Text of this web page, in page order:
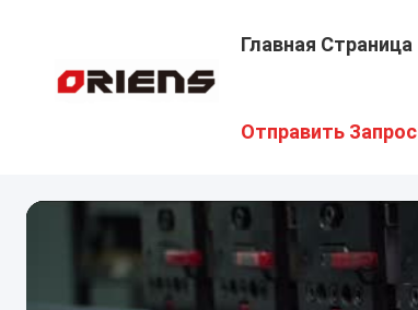
Главная Страница
Отправить Запрос